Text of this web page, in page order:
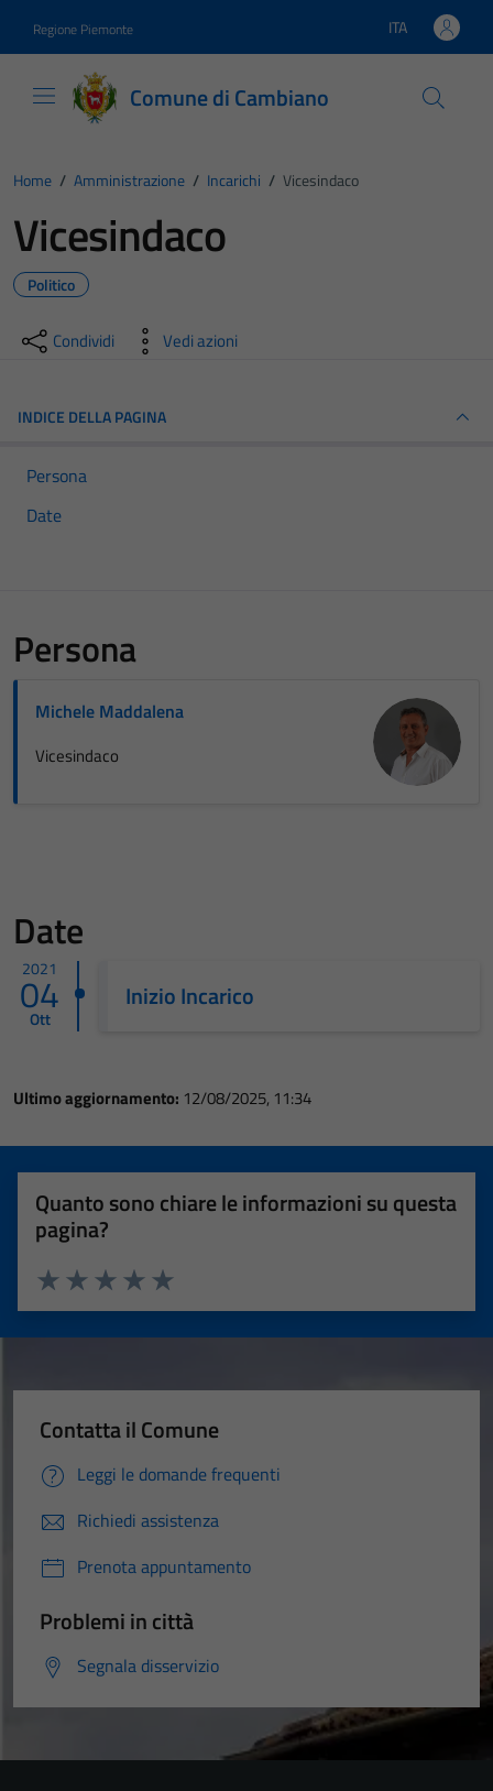
Regione Piemonte Lingua attiva:
ITA
Comune di Cambiano
Home / Amministrazione / Incarichi / Vicesindaco
Vicesindaco
Politico
Condividi Vedi azioni
INDICE DELLA PAGINA
Persona
Date
Persona
Michele Maddalena
Vicesindaco
Date
2021
04
Ott
Inizio Incarico
Ultimo aggiornamento: 12/08/2025, 11:34
Quanto sono chiare le informazioni su questa
pagina?
Valuta 5 stelle su 5
Valuta 4 stelle su 5
Valuta 3 stelle su 5
Valuta 2 stelle su 5
Valuta 1 stelle su 5
Contatta il Comune
Leggi le domande frequenti
Richiedi assistenza
Prenota appuntamento
Problemi in città
Segnala disservizio